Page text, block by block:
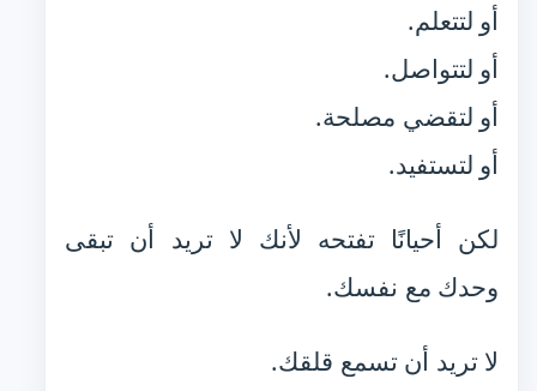
أو لتتعلم.
أو لتتواصل.
أو لتقضي مصلحة.
أو لتستفيد.
لكن أحيانًا تفتحه لأنك لا تريد أن تبقى
وحدك مع نفسك.
لا تريد أن تسمع قلقك.